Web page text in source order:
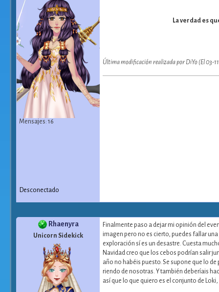
Mensajes: 16
La verdad es
Última modificación realizada por DiYo (El 03-
Desconectado
Rhaenyra
Unicorn Sidekick
Finalmente paso a dejar mi opinión del
imagen pero no es cierto, puedes fallar
exploración sí es un desastre. Cuesta
Navidad creo que los cebos podrían salir
año no habéis puesto. Se supone que lo
riendo de nosotras. Y también deberíais
así que lo que quiero es el conjunto de